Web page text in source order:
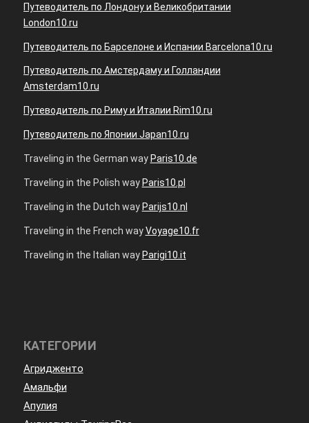
Путеводитель по Лондону и Великобритании
London10.ru
Путеводитель по Барселоне и Испании Barcelona10.ru
Путеводитель по Амстердаму и Голландии
Amsterdam10.ru
Путеводитель по Риму и Италии Rim10.ru
Путеводитель по Японии Japan10.ru
Traveling in the German way Paris10.de
Traveling in the Polish way Paris10.pl
Traveling in the Dutch way Parijs10.nl
Traveling in the French wayVoyage10.fr
Traveling in the Italian way Parigi10.it
КАТЕГОРИИ
Агридженто
Амальфи
Апулия